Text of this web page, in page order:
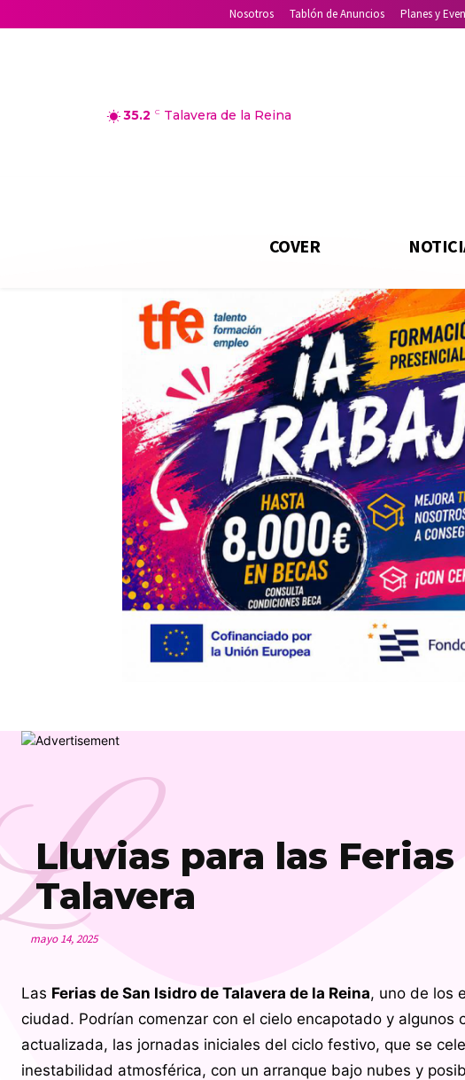
Nosotros Tablón de Anuncios Planes y
35.2 C Talavera de la Reina
COVER
Lluvias para las
Talavera
mayo 14, 2025
Las Ferias de San Isidro de Talavera de la Reina, uno de los
ciudad. Podrían comenzar con el cielo encapotado y algunos
actualizada, las jornadas iniciales del ciclo festivo, que se
inestabilidad atmosférica, con un arranque bajo nubes y